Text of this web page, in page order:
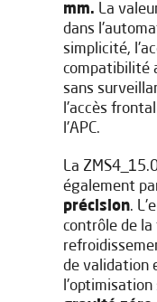
mm. La
dans
simplicité,
compatibilité
sans
l'accès
l'APC.
La
également
précision.
contrôle de
de validation
J'ai lu et j'accepte
*
J’accepte de